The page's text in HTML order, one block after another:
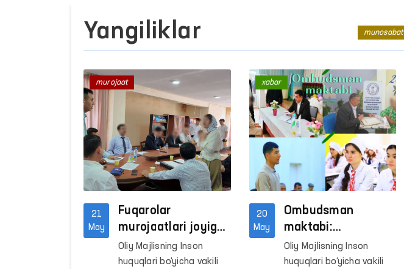
Yangiliklar munosabat
21
May
Fuqarolar
murojaatlari joyiga
chiqib
o‘rganilmoqda
Oliy Majlisning Inson
huquqlari bo‘yicha vakili
murojaat
20
May
Ombudsman
maktabi:
hududlarda
fuqarolar bilan
Oliy Majlisning Inson
huquqlari bo‘yicha vakili
xabar